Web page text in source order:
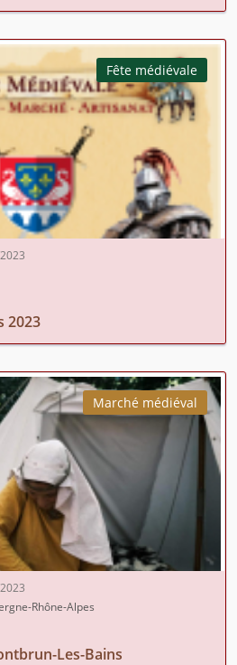
Fête médiévale
2023
Marché médiéval
Rhône-Alpes
Les-Bains